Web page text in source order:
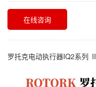
在线咨询
罗托克电动执行器IQ2系列